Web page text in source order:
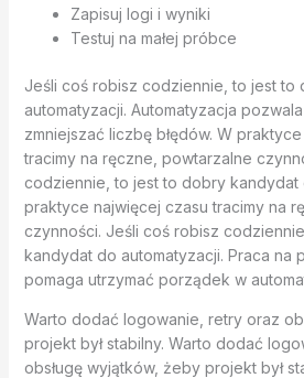
Zapisuj logi i wyniki
Testuj na małej próbce
Jeśli coś robisz codziennie, to jest to
automatyzacji. Automatyzacja
zmniejszać liczbę błędów. W
tracimy na ręczne, powtarzalne
codziennie, to jest to dobry kandydat
praktyce najwięcej czasu tracimy na
czynności. Jeśli coś robisz
kandydat do automatyzacji. Praca na
pomaga utrzymać porządek w
Warto dodać logowanie, retry oraz
projekt był stabilny. Warto dodać
obsługę wyjątków, żeby projekt był